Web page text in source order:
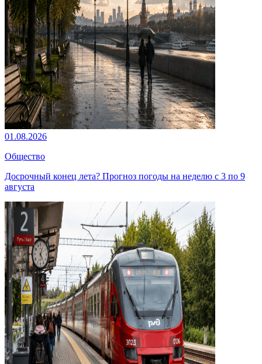
01.08.2026
Общество
Досрочный конец лета? Прогноз погоды на неделю с 3 по 9
августа